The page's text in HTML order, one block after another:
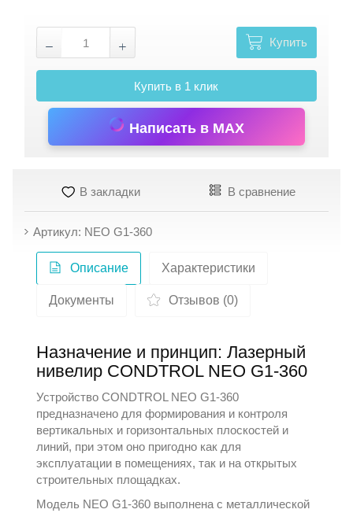
Купить
Купить в 1 клик
Написать в MAX
В закладки В сравнение
Артикул: NEO G1-360
Описание Характеристики
Документы Отзывов (0)
Назначение и принцип: Лазерный
нивелир CONDTROL NEO G1-360
УстройствоCONDTROL NEO G1-360
предназначено для формирования и контроля
вертикальных и горизонтальных плоскостей и
линий, при этом оно пригодно как для
эксплуатации в помещениях, так и на открытых
строительных площадках.
Модель NEO G1-360 выполнена с металлической